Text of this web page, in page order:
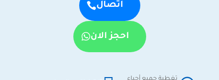
اتصال
احجز الان